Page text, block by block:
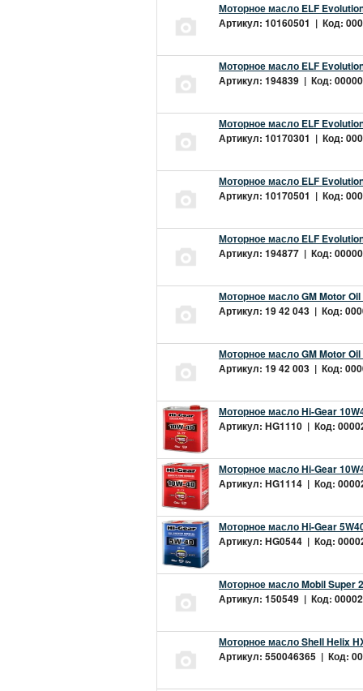
Моторное масло ELF
Артикул: 10160501 | Код:
Моторное масло ELF
Артикул: 194839 | Код:
Моторное масло ELF
Артикул: 10170301 | Код:
Моторное масло ELF
Артикул: 10170501 | Код:
Моторное масло ELF
Артикул: 194877 | Код:
Моторное масло GM Motor Oil
Артикул: 19 42 043 | Код:
Моторное масло GM Motor
Артикул: 19 42 003 | Код:
Моторное масло Hi-Gear
Артикул: HG1110 | Код:
Моторное масло Hi-Gear
Артикул: HG1114 | Код:
Моторное масло Hi-Gear
Артикул: HG0544 | Код:
Моторное масло Mobil Super
Артикул: 150549 | Код:
Моторное масло Shell Helix
Артикул: 550046365 | Код: